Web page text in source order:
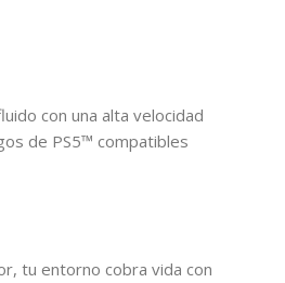
con una alta velocidad
de PS5™ compatibles
tu entorno cobra vida con